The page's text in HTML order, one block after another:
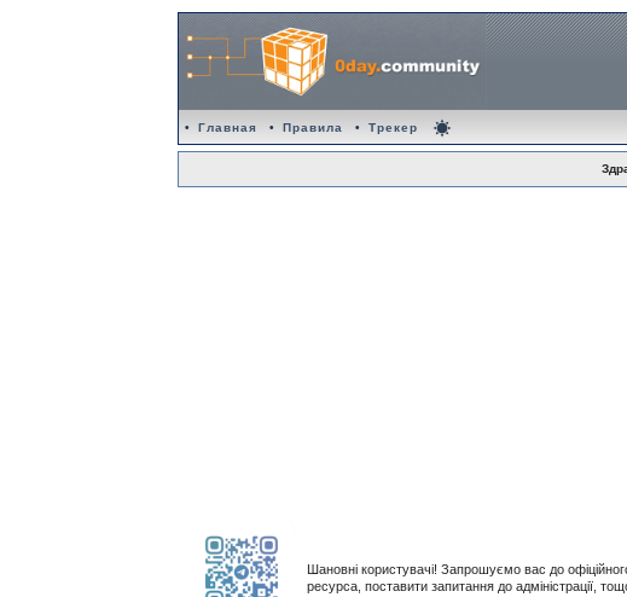
• Главная • Правила • Трекер
Шановні користувачі! Запрошуємо вас до
ресурса, поставити запитання до адміністрації,